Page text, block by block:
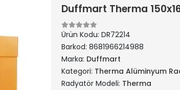
Duffmart Therma
Ürün Kodu: DR72214
Barkod: 8681966214988
Marka: Duffmart
Kategori: Therma Alüminyum
Radyatör Modeli: Therma